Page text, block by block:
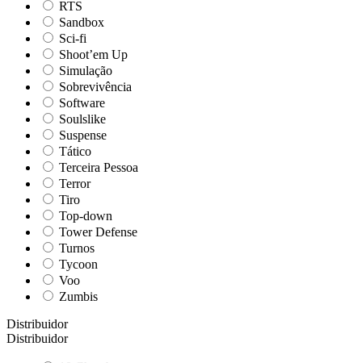
RTS
Sandbox
Sci-fi
Shoot’em Up
Simulação
Sobrevivência
Software
Soulslike
Suspense
Tático
Terceira Pessoa
Terror
Tiro
Top-down
Tower Defense
Turnos
Tycoon
Voo
Zumbis
Distribuidor
Distribuidor